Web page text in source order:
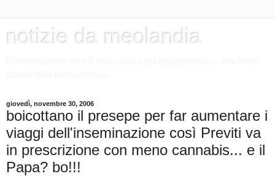
notizie da meolandia
giovedì, novembre 30, 2006
boicottano il presepe per far aumentare i
viaggi dell'inseminazione così Previti va
in prescrizione con meno cannabis... e il
Papa? bo!!!